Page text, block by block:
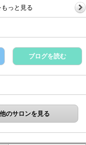
っと見る
ブログを読む
のサロンを見る